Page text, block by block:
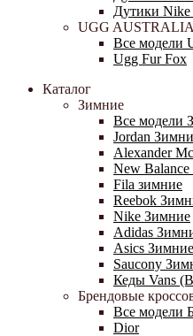
Дутики
UGG AUSTRALIA
Все модели
Ugg Fur Fox
Каталог
Зимние
Все модели
Jordan
Alexander
New
Fila зимние
Reebok
Nike Зимние
Adidas
Asics Зимние
Saucony
Кеды Vans
Брендовые
Все модели
Dior